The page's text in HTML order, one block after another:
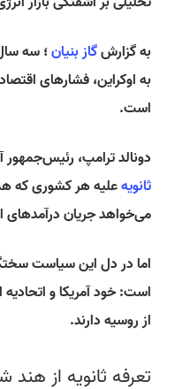
به گزارشگاز بنیان؛ سه
به اوکراین، فشارهای
است.
دونالد ترامپ، رئیس‌جمهور
ثانویهعلیه هر کشوری که
می‌خواهد جریان درآمدهای
اما در دل این سیاست
است: خود آمریکا و اتحادیه
از روسیه دارند.
تعرفه ثانویه از